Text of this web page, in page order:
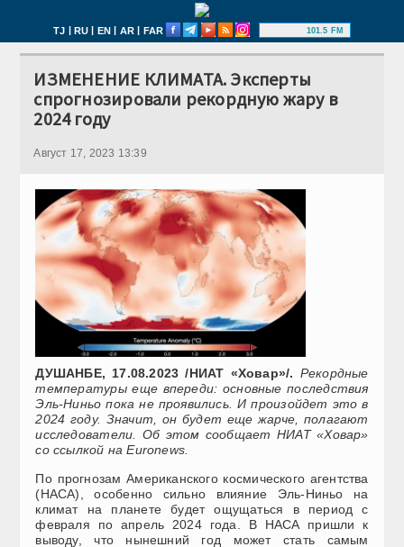
TJ | RU | EN | AR | FAR 101.5 FM
ИЗМЕНЕНИЕ КЛИМАТА. Эксперты
спрогнозировали рекордную жару в
2024 году
Август 17, 2023 13:39
ДУШАНБЕ, 17.08.2023 /НИАТ «Ховар»/. Рекордные
температуры еще впереди: основные последствия
Эль-Ниньо пока не проявились. И произойдет это в
2024 году. Значит, он будет еще жарче, полагают
исследователи. Об этом сообщает НИАТ «Ховар»
со ссылкой на Euronews.
По прогнозам Американского космического агентства
(НАСА), особенно сильно влияние Эль-Ниньо на
климат на планете будет ощущаться в период с
февраля по апрель 2024 года. В НАСА пришли к
выводу, что нынешний год может стать самым